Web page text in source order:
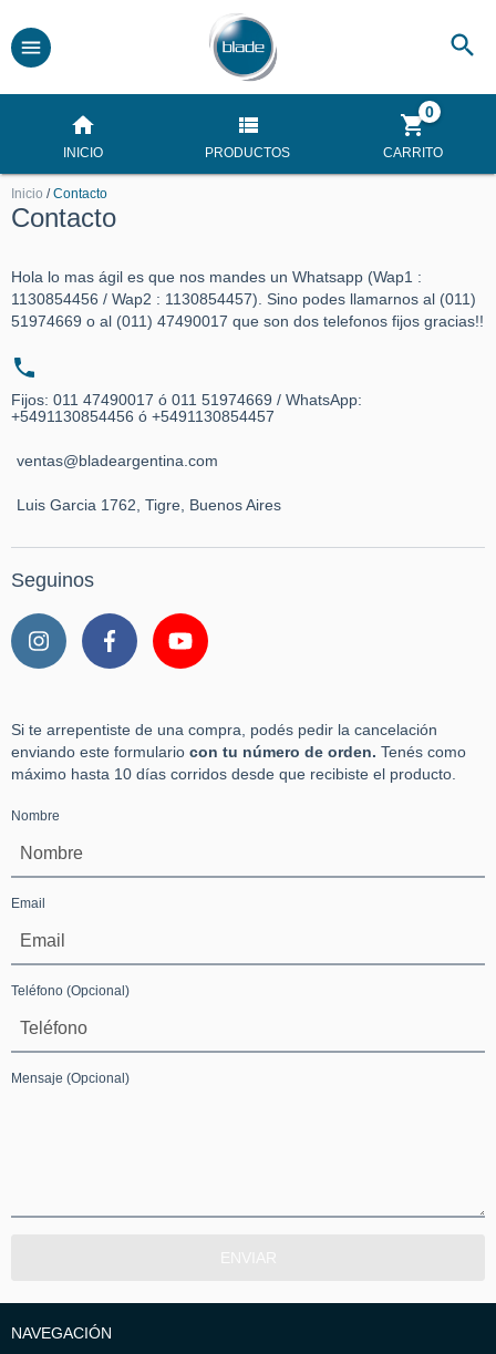
INICIO PRODUCTOS CARRITO
0
Inicio / Contacto
Contacto
Hola lo mas ágil es que nos mandes un Whatsapp (Wap1 :
1130854456 / Wap2 : 1130854457). Sino podes llamarnos al (011)
51974669 o al (011) 47490017 que son dos telefonos fijos gracias!!
Fijos: 011 47490017 ó 011 51974669 / WhatsApp:
+5491130854456 ó +5491130854457
ventas@bladeargentina.com
Luis Garcia 1762, Tigre, Buenos Aires
Seguinos
Si te arrepentiste de una compra, podés pedir la cancelación
enviando este formulario con tu número de orden. Tenés como
máximo hasta 10 días corridos desde que recibiste el producto.
Nombre
Email
Teléfono (Opcional)
Mensaje (Opcional)
NAVEGACIÓN